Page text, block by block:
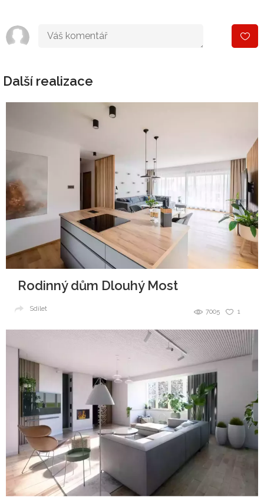
Další realizace
Rodinný dům Dlouhý Most
1
7005
Sdílet